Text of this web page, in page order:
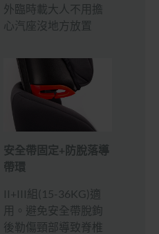
外臨時載大人不用擔
心汽座沒地方放置
安全帶固定+防脫落導
帶環
II+III組(15-36KG)適
用。避免安全帶脫鉤
後勒傷頸部導致脊椎